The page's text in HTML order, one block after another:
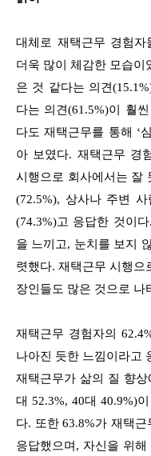
대체로 재택근무 경험
더욱 많이 체감한 모습
은 것 같다는 의견
다는 의견(61.5%)이 훨
다도 재택근무를 통해 ‘
아 보였다. 재택근무 경
시행으로 회사에서는 잘
(72.5%), 상사나 주변
(74.3%)고 응답한 것이
을 느끼고, 눈치를 보지
렷했다. 재택근무 시행으
장인들도 많은 것으로 나
재택근무 경험자의
나아진 듯한 느낌이라고
재택근무가 삶의 질 향상
대 52.3%, 40대 40.9%)
다. 또한 63.8%가 재택
응답했으며, 자신을 위